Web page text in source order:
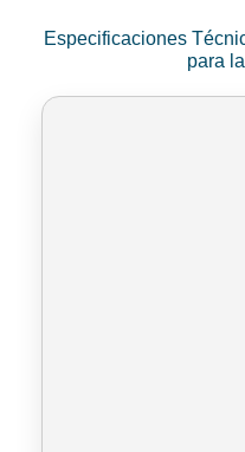
Especificaciones
para